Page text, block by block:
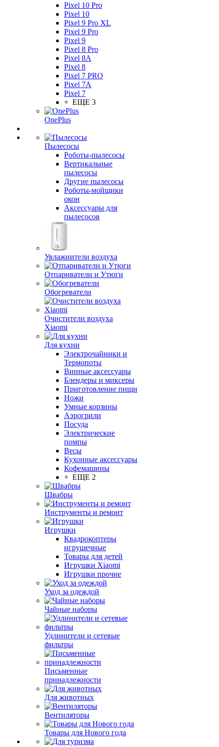
Pixel 10 Pro
Pixel 10
Pixel 9 Pro XL
Pixel 9 Pro
Pixel 9
Pixel 8 Pro
Pixel 8A
Pixel 8
Pixel 7 PRO
Pixel 7A
Pixel 7
+ ЕЩЕ 3
OnePlus
Пылесосы
Роботы-пылесосы
Вертикальные
пылесосы
Другие пылесосы
Роботы-мойщики
окон
Аксессуары для
пылесосов
Увлажнители воздуха
Отпариватели и Утюги
Обогреватели
Очистители воздуха
Xiaomi
Для кухни
Электрочайники и
Термопоты
Винные аксессуары
Блендеры и миксеры
Приготовление пищи
Ножи
Умные корзины
Аэрогрили
Посуда
Электрические
помпы
Весы
Кухонные аксессуары
Кофемашины
+ ЕЩЕ 2
Швабры
Инструменты и ремонт
Игрушки
Квадрокоптеры
игрушечные
Товары для детей
Игрушки Xiaomi
Игрушки прочие
Уход за одеждой
Чайные наборы
Удлинители и сетевые
фильтры
Письменные
принадлежности
Для животных
Вентиляторы
Товары для Нового года